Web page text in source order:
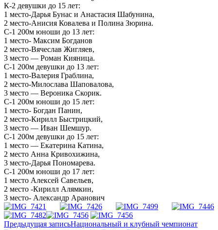
К-2 девушки до 15 лет:
1 место-Дарья Бунас и Анастасия Шабунина,
2 место-Анисия Ковалева и Полина Зюрина.
С-1 200м юноши до 13 лет:
1 место- Максим Богданов
2 место-Вячеслав Жигляев,
3 место — Роман Кияница.
С-1 200м девушки до 13 лет:
1 место-Валерия Граблина,
2 место-Милослава Шаповалова,
3 место — Вероника Скорик.
С-1 200м юноши до 15 лет:
1 место- Богдан Панин,
2 место-Кирилл Быстрицкий,
3 место — Иван Шемшур.
С-1 200м девушки до 15 лет:
1 место — Екатерина Катина,
2 место Анна Кривохижина,
3 место-Дарья Пономарева.
С-1 200м юноши до 17 лет:
1 место Алексей Савельев,
2 место -Кирилл Алямкин,
3 место- Александр Аранович
Навигация
Предыдущая записьНациональный и клубный чемпионат